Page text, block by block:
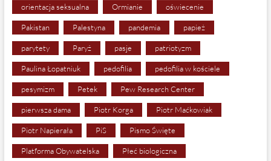
orientacja seksualna Ormianie oświecenie
Pakistan Palestyna pandemia papież
parytety Paryż pasje patriotyzm
Paulina Łopatniuk pedofilia pedofilia w kościele
pesymizm Petek Pew Research Center
pierwsza dama Piotr Korga Piotr Maćkowiak
Piotr Napierała PiS Pismo Święte
Platforma Obywatelska Płeć biologiczna